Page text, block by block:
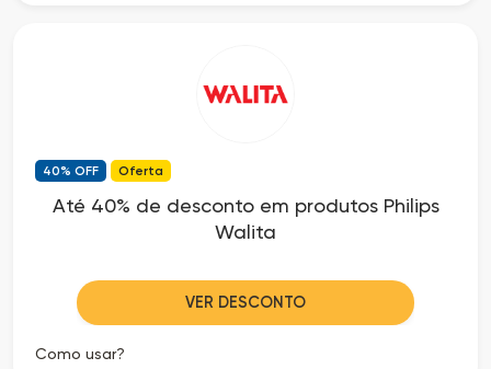
40% OFF Oferta
Até 40% de desconto em produtos Philips
Walita
VER DESCONTO
Como usar?